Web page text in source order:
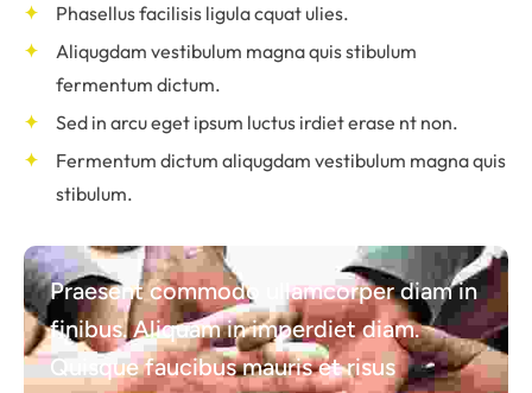
Phasellus facilisis ligula cquat ulies.
Aliqugdam vestibulum magna quis stibulum
fermentum dictum.
Sed in arcu eget ipsum luctus irdiet erase nt non.
Fermentum dictum aliqugdam vestibulum magna quis
stibulum.
Praesent commodo ullamcorper diam in
finibus. Aliquam in imperdiet diam.
Quisque faucibus mauris et risus